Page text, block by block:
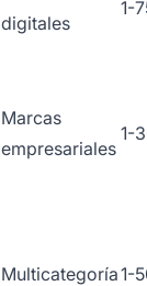
digitales
1-
Marcas
empresariales
1-
Multicategoría1-